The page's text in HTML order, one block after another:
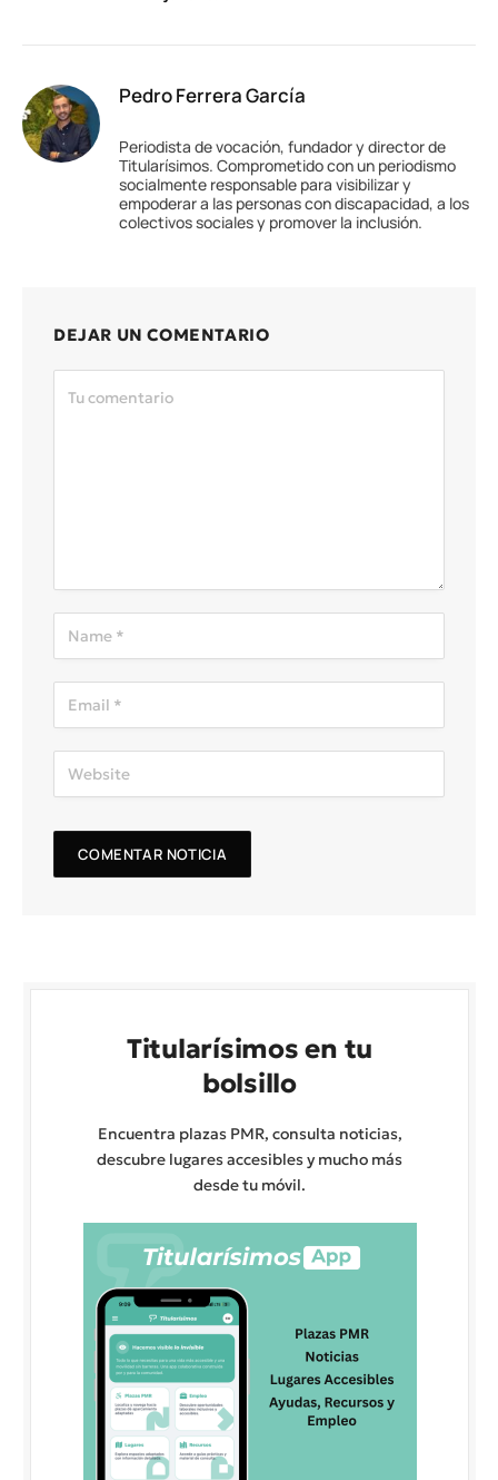
Pedro Ferrera García
Periodista de vocación, fundador y director de
Titularísimos. Comprometido con un periodismo
socialmente responsable para visibilizar y
empoderar a las personas con discapacidad, a los
colectivos sociales y promover la inclusión.
DEJAR UN COMENTARIO
Titularísimos en tu
bolsillo
Encuentra plazas PMR, consulta noticias,
descubre lugares accesibles y mucho más
desde tu móvil.